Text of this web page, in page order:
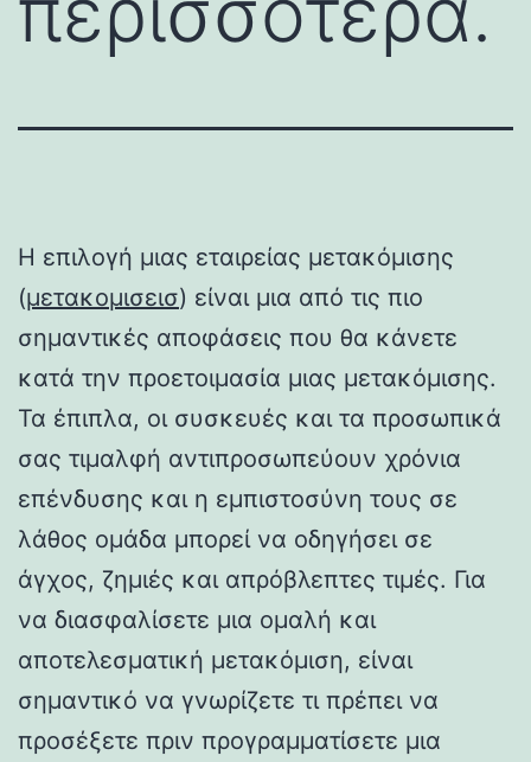
Η επιλογή μιας εταιρείας μετακόμισης
(μετακομισεισ) είναι μια από τις πιο
σημαντικές αποφάσεις που θα κάνετε
κατά την προετοιμασία μιας μετακόμισης.
Τα έπιπλα, οι συσκευές και τα προσωπικά
σας τιμαλφή αντιπροσωπεύουν χρόνια
επένδυσης και η εμπιστοσύνη τους σε
λάθος ομάδα μπορεί να οδηγήσει σε
άγχος, ζημιές και απρόβλεπτες τιμές. Για
να διασφαλίσετε μια ομαλή και
αποτελεσματική μετακόμιση, είναι
σημαντικό να γνωρίζετε τι πρέπει να
προσέξετε πριν προγραμματίσετε μια